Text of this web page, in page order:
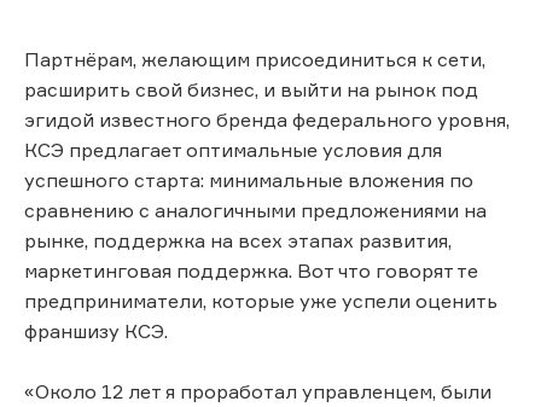
Партнёрам, желающим присоединиться к сети,
расширить свой бизнес, и выйти на рынок под
эгидой известного бренда федерального уровня,
КСЭ предлагает оптимальные условия для
успешного старта: минимальные вложения по
сравнению с аналогичными предложениями на
рынке, поддержка на всех этапах развития,
маркетинговая поддержка. Вот что говорят те
предприниматели, которые уже успели оценить
франшизу КСЭ.
«Около 12 лет я проработал управленцем, были